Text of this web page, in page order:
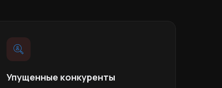
Упущенные конкуренты